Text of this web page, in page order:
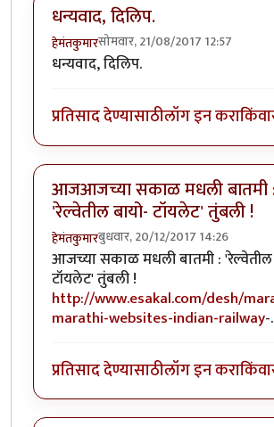
धन्यवाद, दिलिप.
हेमंतकुमारसोमवार, 21/08/2017 12:57
धन्यवाद, दिलिप.
प्रतिसाद देण्यासाठीलॉग इन कराकिंवा
आजआजच्या सकाळ मधली बातमी
'रेल्वेतील बायो- टॉयलेट' तुंबली !
हेमंतकुमारबुधवार, 20/12/2017 14:26
आजच्या सकाळ मधली बातमी : 'रेल्वेतील
टॉयलेट' तुंबली !
http://www.esakal.com/desh/
marathi-websites-indian-railway-
प्रतिसाद देण्यासाठीलॉग इन कराकिंवा